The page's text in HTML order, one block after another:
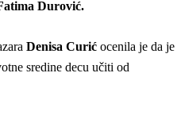
Durović.
Denisa Curić ocenila je da je
sredine decu učiti od